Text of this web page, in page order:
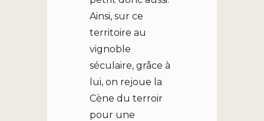
Ainsi, sur ce
territoire au
vignoble
séculaire, grâce à
lui, on rejoue la
Cène du terroir
pour une